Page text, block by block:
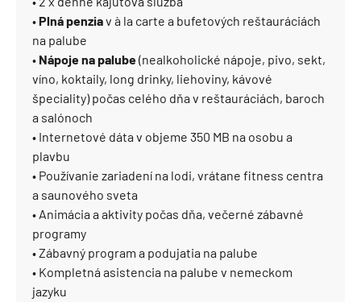
•Plná penziav à la carte a bufetových reštauráciách
na palube
• Nápoje na palube(nealkoholické nápoje, pivo, sekt,
víno, koktaily, long drinky, liehoviny, kávové
špeciality) počas celého dňa v reštauráciách, baroch
a salónoch
• Internetové dáta v objeme 350 MB na osobu a
plavbu
• Používanie zariadení na lodi, vrátane fitness centra
a saunového sveta
• Animácia a aktivity počas dňa, večerné zábavné
programy
• Zábavný program a podujatia na palube
• Kompletná asistencia na palube v nemeckom
jazyku